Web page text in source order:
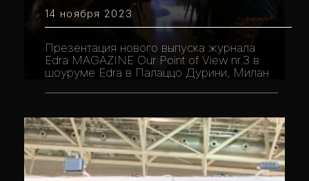
14 ноября 2023
Презентация нового выпуска журнала
Edra MAGAZINE Our Point of View nr.3 в
шоуруме Edra в Палаццо Дурини, Милан